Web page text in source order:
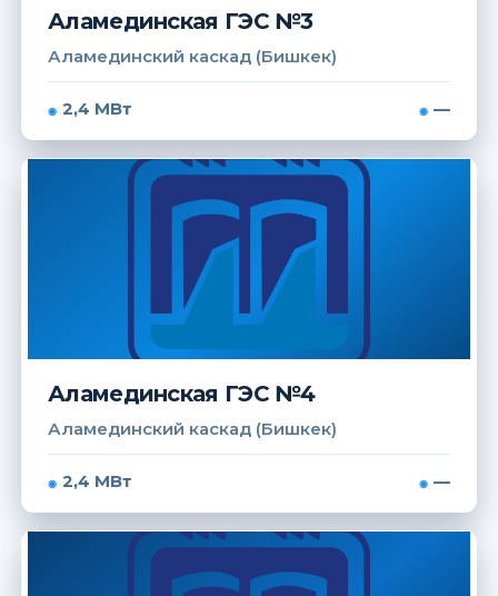
Аламединская ГЭС №3
Аламединский каскад (Бишкек)
2,4 МВт —
Аламединская ГЭС №4
Аламединский каскад (Бишкек)
2,4 МВт —